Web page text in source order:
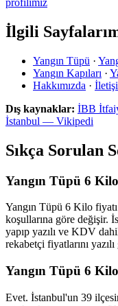
profilimiz
İlgili
Yangın Tüpü ·
Yangın Kapıları ·
Hakkımızda ·
Dış kaynaklar: İBB
İstanbul — Vikipedi
Sıkça Sorulan
Yangın Tüpü 6
Yangın Tüpü 6 Kilo
koşullarına göre değişir.
yapıp yazılı ve KDV
rekabetçi fiyatlarını
Yangın Tüpü 6
Evet. İstanbul'un 39